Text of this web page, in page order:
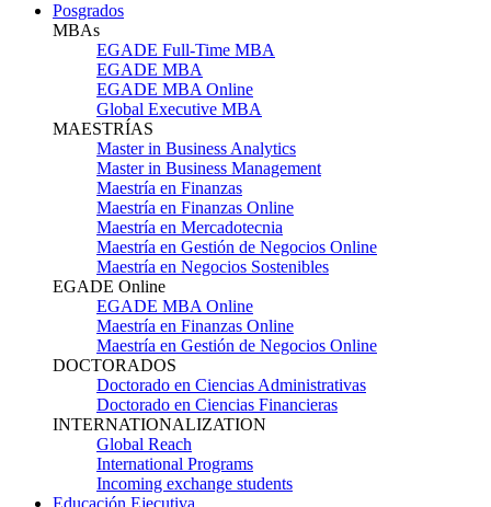
Posgrados
MBAs
EGADE Full-Time MBA
EGADE MBA
EGADE MBA Online
Global Executive MBA
MAESTRÍAS
Master in Business Analytics
Master in Business Management
Maestría en Finanzas
Maestría en Finanzas Online
Maestría en Mercadotecnia
Maestría en Gestión de Negocios Online
Maestría en Negocios Sostenibles
EGADE Online
EGADE MBA Online
Maestría en Finanzas Online
Maestría en Gestión de Negocios Online
DOCTORADOS
Doctorado en Ciencias Administrativas
Doctorado en Ciencias Financieras
INTERNATIONALIZATION
Global Reach
International Programs
Incoming exchange students
Educación Ejecutiva